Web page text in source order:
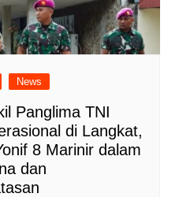
News
Panglima TNI
di Langkat,
8 Marinir dalam
dan